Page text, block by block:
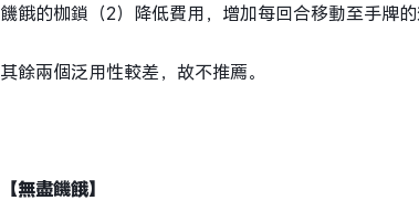
饑餓的枷鎖（2）降低費用，增加每回合移動至手牌
其餘兩個泛用性較差，故不推薦。
【無盡饑餓】